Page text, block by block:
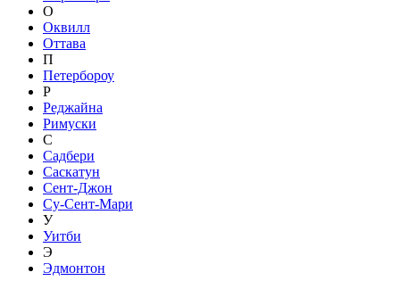
О
Оквилл
Оттава
П
Петербороу
Р
Реджайна
Римуски
С
Садбери
Саскатун
Сент-Джон
Су-Сент-Мари
У
Уитби
Э
Эдмонтон